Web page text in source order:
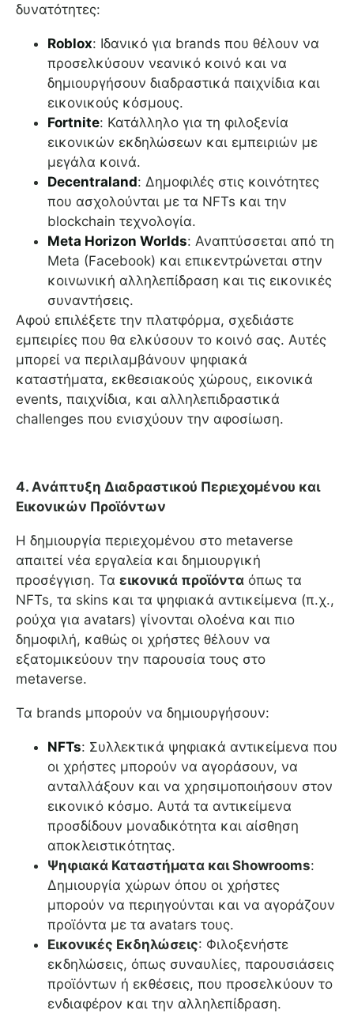
δυνατότητες:
Roblox: Ιδανικό για brands που θέλουν να
προσελκύσουν νεανικό κοινό και να
δημιουργήσουν διαδραστικά παιχνίδια και
εικονικούς κόσμους.
Fortnite: Κατάλληλο για τη φιλοξενία
εικονικών εκδηλώσεων και εμπειριών με
μεγάλα κοινά.
Decentraland: Δημοφιλές στις κοινότητες
που ασχολούνται με τα NFTs και την
blockchain τεχνολογία.
Meta Horizon Worlds: Αναπτύσσεται από τη
Meta (Facebook) και επικεντρώνεται στην
κοινωνική αλληλεπίδραση και τις εικονικές
συναντήσεις.
Αφού επιλέξετε την πλατφόρμα, σχεδιάστε
εμπειρίες που θα ελκύσουν το κοινό σας. Αυτές
μπορεί να περιλαμβάνουν ψηφιακά
καταστήματα, εκθεσιακούς χώρους, εικονικά
events, παιχνίδια, και αλληλεπιδραστικά
challenges που ενισχύουν την αφοσίωση.
4. Ανάπτυξη Διαδραστικού Περιεχομένου και
Εικονικών Προϊόντων
Η δημιουργία περιεχομένου στο metaverse
απαιτεί νέα εργαλεία και δημιουργική
προσέγγιση. Τα εικονικά προϊόντα όπως τα
NFTs, τα skins και τα ψηφιακά αντικείμενα (π.χ.,
ρούχα για avatars) γίνονται ολοένα και πιο
δημοφιλή, καθώς οι χρήστες θέλουν να
εξατομικεύουν την παρουσία τους στο
metaverse.
Τα brands μπορούν να δημιουργήσουν:
NFTs: Συλλεκτικά ψηφιακά αντικείμενα που
οι χρήστες μπορούν να αγοράσουν, να
ανταλλάξουν και να χρησιμοποιήσουν στον
εικονικό κόσμο. Αυτά τα αντικείμενα
προσδίδουν μοναδικότητα και αίσθηση
αποκλειστικότητας.
Ψηφιακά Καταστήματα και Showrooms:
Δημιουργία χώρων όπου οι χρήστες
μπορούν να περιηγούνται και να αγοράζουν
προϊόντα με τα avatars τους.
Εικονικές Εκδηλώσεις: Φιλοξενήστε
εκδηλώσεις, όπως συναυλίες, παρουσιάσεις
προϊόντων ή εκθέσεις, που προσελκύουν το
ενδιαφέρον και την αλληλεπίδραση.